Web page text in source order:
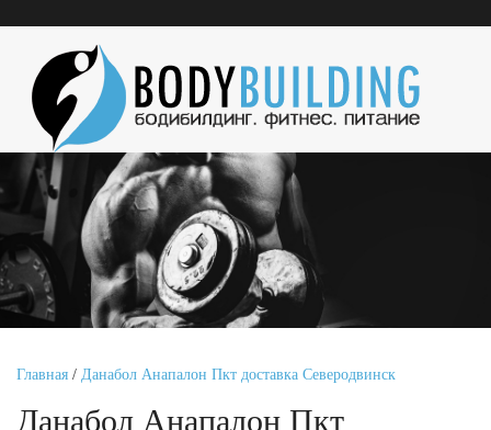
Главная / Данабол Анапалон Пкт доставка Северодвинск
Данабол Анапалон Пкт